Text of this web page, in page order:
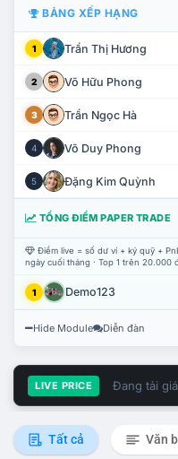
BẢNG XẾP HẠNG
1 Trần Thị Hương
2 Võ Hữu Phong
3 Trần Ngọc Hà
4 Võ Duy Phong
5 Đặng Kim Quỳnh
TỔNG ĐIỂM PAPER TRADE
Điểm live = số dư ví + ký quỹ +
ngày cuối tháng · Top 1 trên 20.000
1 Demo123
Hide Module Diễn đàn
LIVE PRICE Đang tải
Tất cả Văn